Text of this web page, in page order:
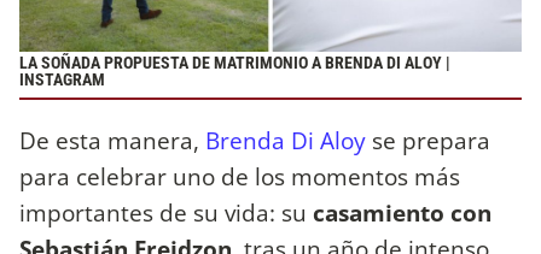
LA SOÑADA PROPUESTA DE MATRIMONIO A BRENDA DI ALOY |
INSTAGRAM
De esta manera, Brenda Di Aloy se prepara
para celebrar uno de los momentos más
importantes de su vida: su casamiento con